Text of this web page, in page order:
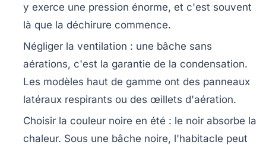
y exerce une pression énorme, et c'est souvent
là que la déchirure commence.
Négliger la ventilation : une bâche sans
aérations, c'est la garantie de la condensation.
Les modèles haut de gamme ont des panneaux
latéraux respirants ou des œillets d'aération.
Choisir la couleur noire en été : le noir absorbe la
chaleur. Sous une bâche noire, l'habitacle peut